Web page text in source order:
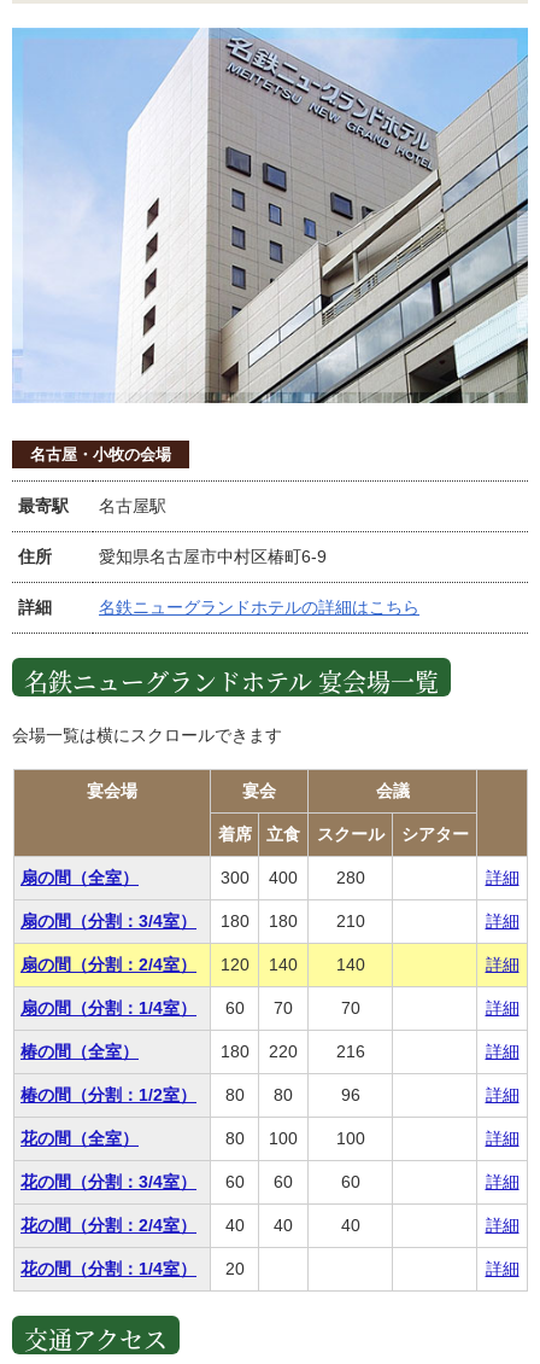
名古屋・小牧の会場
最寄駅 名古屋駅
住所 愛知県名古屋市中村区椿町6-9
詳細 名鉄ニューグランドホテルの詳細はこちら
名鉄ニューグランドホテル 宴会場一覧
会場一覧は横にスクロールできます
宴会場 宴会 会議
着席 立食 スクール シアター
扇の間（全室） 300 400 280 詳細
扇の間（分割：3/4室） 180 180 210 詳細
扇の間（分割：2/4室） 120 140 140 詳細
扇の間（分割：1/4室） 60 70 70 詳細
椿の間（全室） 180 220 216 詳細
椿の間（分割：1/2室） 80 80 96 詳細
花の間（全室） 80 100 100 詳細
花の間（分割：3/4室） 60 60 60 詳細
花の間（分割：2/4室） 40 40 40 詳細
花の間（分割：1/4室） 20 詳細
交通アクセス